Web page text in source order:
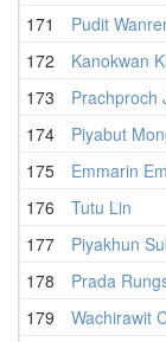
171
Pudit
172
Kanokwan
173
174
Piyabut
175
Emmarin
176
Tutu Lin
177
Piyakhun
178
Prada
179
Wachirawit